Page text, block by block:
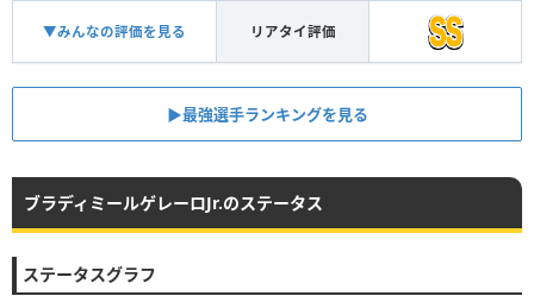
▼みんなの評価を見る リアタイ評価
▶︎最強選手ランキングを見る
ブラディミールゲレーロJr.のステータス
ステータスグラフ